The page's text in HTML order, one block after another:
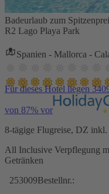
Badeurlaub zum
R2 Lago Playa Park
Spanien - Mallorca -
Für dieses Hotel liegen
von 87% vor
8-tägige Flugreise, DZ
All Inclusive Verpflegung
Getränken
253009Bestellnr.: